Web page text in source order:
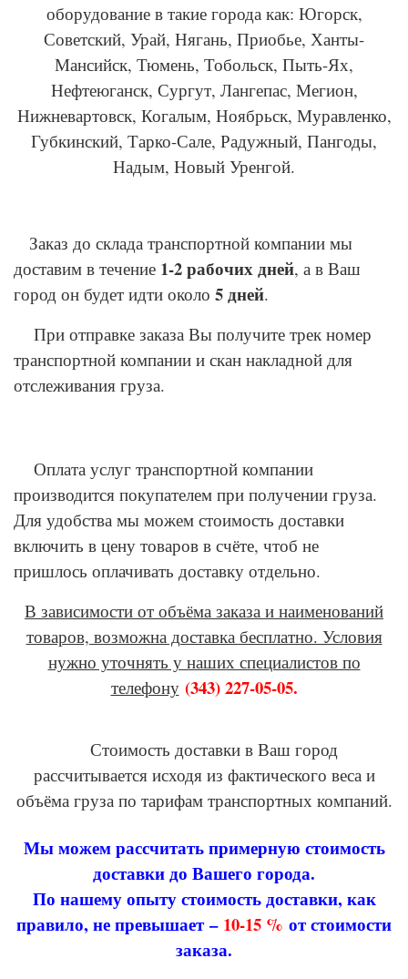
оборудование в такие города как: Югорск,
Советский, Урай, Нягань, Приобье, Ханты-
Мансийск, Тюмень, Тобольск, Пыть-Ях,
Нефтеюганск, Сургут, Лангепас, Мегион,
Нижневартовск, Когалым, Ноябрьск, Муравленко,
Губкинский, Тарко-Сале, Радужный, Пангоды,
Надым, Новый Уренгой.
Заказ до склада транспортной компании мы
доставим в течение 1-2 рабочих дней, а в Ваш
город он будет идти около 5 дней.
При отправке заказа Вы получите трек номер
транспортной компании и скан накладной для
отслеживания груза.
Оплата услуг транспортной компании
производится покупателем при получении груза.
Для удобства мы можем стоимость доставки
включить в цену товаров в счёте, чтоб не
пришлось оплачивать доставку отдельно.
В зависимости от объёма заказа и наименований
товаров, возможна доставка бесплатно. Условия
нужно уточнять у наших специалистов по
телефону (343) 227-05-05.
Стоимость доставки в Ваш город
рассчитывается исходя из фактического веса и
объёма груза по тарифам транспортных компаний.
Мы можем рассчитать примерную стоимость
доставки до Вашего города.
По нашему опыту стоимость доставки, как
правило, не превышает– 10-15 % от стоимости
заказа.